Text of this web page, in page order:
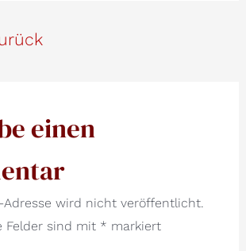
einen
Adresse wird nicht veröffentlicht.
Felder sind mit * markiert